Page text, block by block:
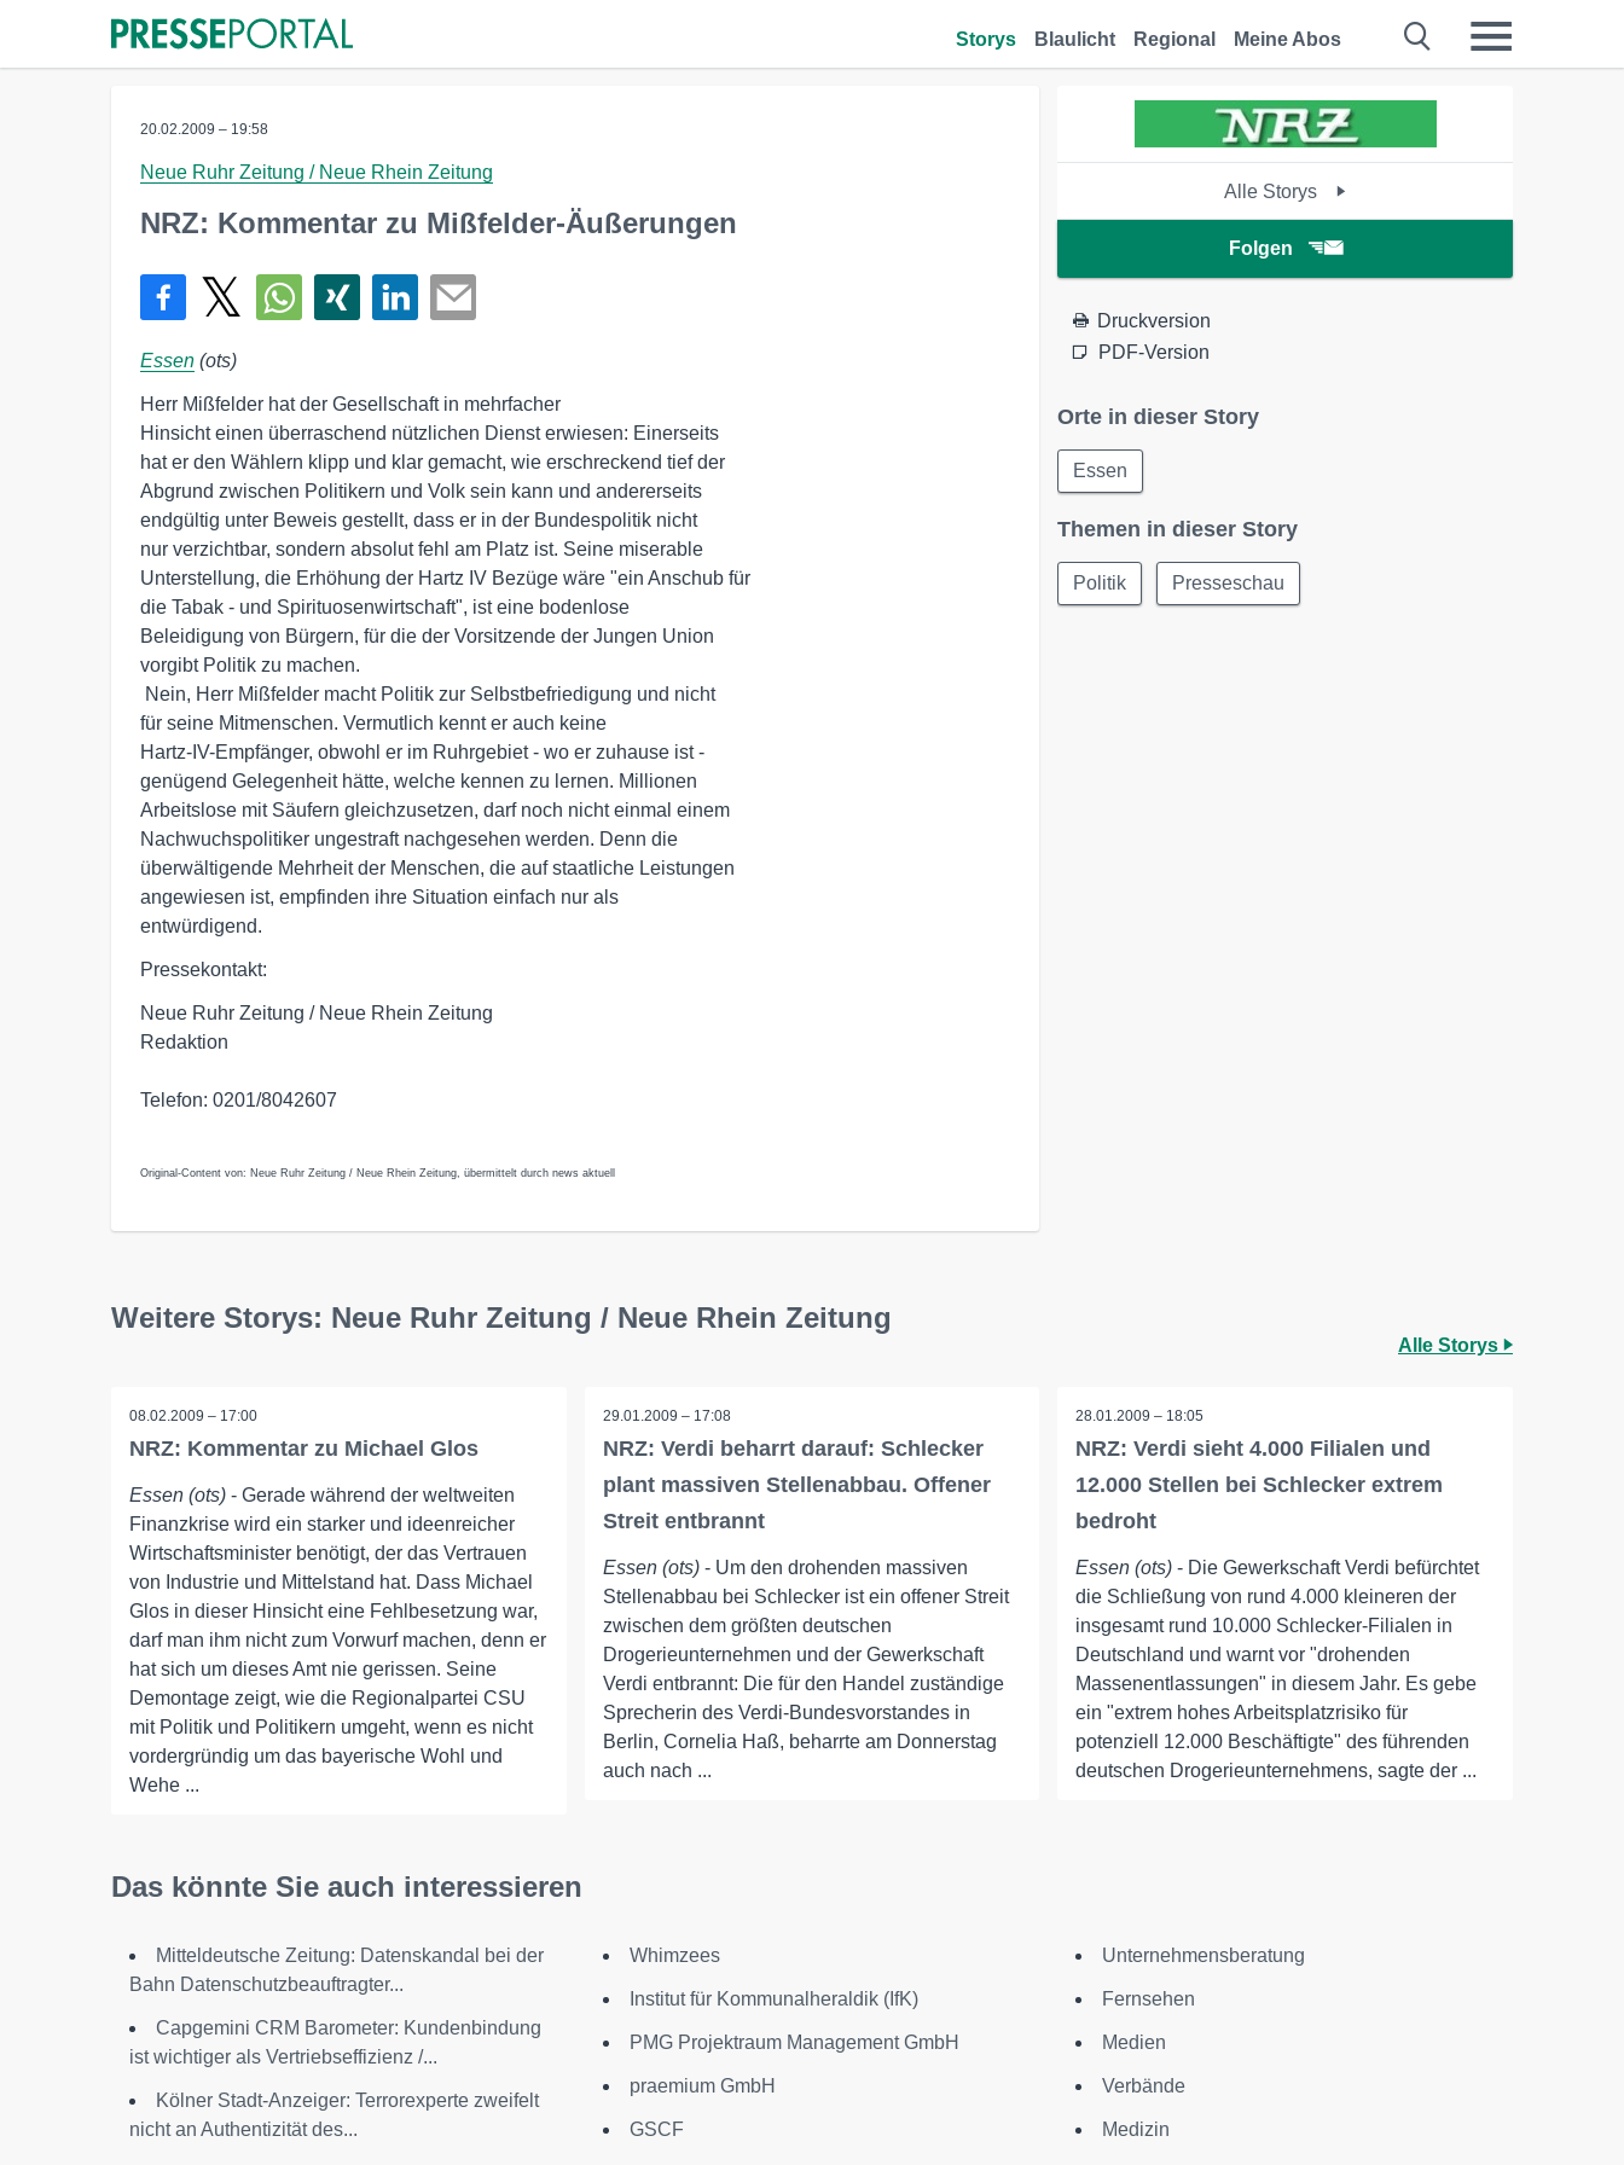
Storys Blaulicht Regional Meine Abos
20.02.2009 – 19:58
Neue Ruhr Zeitung / Neue Rhein Zeitung
NRZ: Kommentar zu Mißfelder-Äußerungen
Essen (ots)
Herr Mißfelder hat der Gesellschaft in mehrfacher
Hinsicht einen überraschend nützlichen Dienst erwiesen: Einerseits
hat er den Wählern klipp und klar gemacht, wie erschreckend tief der
Abgrund zwischen Politikern und Volk sein kann und andererseits
endgültig unter Beweis gestellt, dass er in der Bundespolitik nicht
nur verzichtbar, sondern absolut fehl am Platz ist. Seine miserable
Unterstellung, die Erhöhung der Hartz IV Bezüge wäre "ein Anschub für
die Tabak - und Spirituosenwirtschaft", ist eine bodenlose
Beleidigung von Bürgern, für die der Vorsitzende der Jungen Union
vorgibt Politik zu machen.
für seine Mitmenschen. Vermutlich kennt er auch keine
Hartz-IV-Empfänger, obwohl er im Ruhrgebiet - wo er zuhause ist -
genügend Gelegenheit hätte, welche kennen zu lernen. Millionen
Arbeitslose mit Säufern gleichzusetzen, darf noch nicht einmal einem
Nachwuchspolitiker ungestraft nachgesehen werden. Denn die
überwältigende Mehrheit der Menschen, die auf staatliche Leistungen
angewiesen ist, empfinden ihre Situation einfach nur als
entwürdigend.
Pressekontakt:
Neue Ruhr Zeitung / Neue Rhein Zeitung
Redaktion
Telefon: 0201/8042607
Original-Content von: Neue Ruhr Zeitung / Neue Rhein Zeitung, übermittelt durch news aktuell
Alle Storys
Folgen
Druckversion
PDF-Version
Orte in dieser Story
Essen
Themen in dieser Story
Politik Presseschau
Weitere Storys: Neue Ruhr Zeitung / Neue Rhein Zeitung
Alle Storys
08.02.2009 – 17:00
NRZ: Kommentar zu Michael Glos
Essen (ots) - Gerade während der weltweiten
Finanzkrise wird ein starker und ideenreicher
Wirtschaftsminister benötigt, der das Vertrauen
von Industrie und Mittelstand hat. Dass Michael
Glos in dieser Hinsicht eine Fehlbesetzung war,
darf man ihm nicht zum Vorwurf machen, denn er
hat sich um dieses Amt nie gerissen. Seine
Demontage zeigt, wie die Regionalpartei CSU
mit Politik und Politikern umgeht, wenn es nicht
vordergründig um das bayerische Wohl und
Wehe ...
29.01.2009 – 17:08
NRZ: Verdi beharrt darauf: Schlecker
plant massiven Stellenabbau. Offener
Streit entbrannt
Essen (ots)- Um den drohenden massiven
Stellenabbau bei Schlecker ist ein offener Streit
zwischen dem größten deutschen
Drogerieunternehmen und der Gewerkschaft
Verdi entbrannt: Die für den Handel zuständige
Sprecherin des Verdi-Bundesvorstandes in
Berlin, Cornelia Haß, beharrte am Donnerstag
auch nach ...
28.01.2009 – 18:05
NRZ: Verdi sieht 4.000 Filialen und
12.000 Stellen bei Schlecker extrem
bedroht
Essen (ots) - Die Gewerkschaft Verdi befürchtet
die Schließung von rund 4.000 kleineren der
insgesamt rund 10.000 Schlecker-Filialen in
Deutschland und warnt vor "drohenden
Massenentlassungen" in diesem Jahr. Es gebe
ein "extrem hohes Arbeitsplatzrisiko für
potenziell 12.000 Beschäftigte" des führenden
deutschen Drogerieunternehmens, sagte der ...
Das könnte Sie auch interessieren
Mitteldeutsche Zeitung: Datenskandal bei der
Bahn Datenschutzbeauftragter...
Capgemini CRM Barometer: Kundenbindung
ist wichtiger als Vertriebseffizienz /...
Kölner Stadt-Anzeiger: Terrorexperte zweifelt
nicht an Authentizität des...
Whimzees
Institut für Kommunalheraldik (IfK)
PMG Projektraum Management GmbH
praemium GmbH
GSCF
Unternehmensberatung
Fernsehen
Medien
Verbände
Medizin